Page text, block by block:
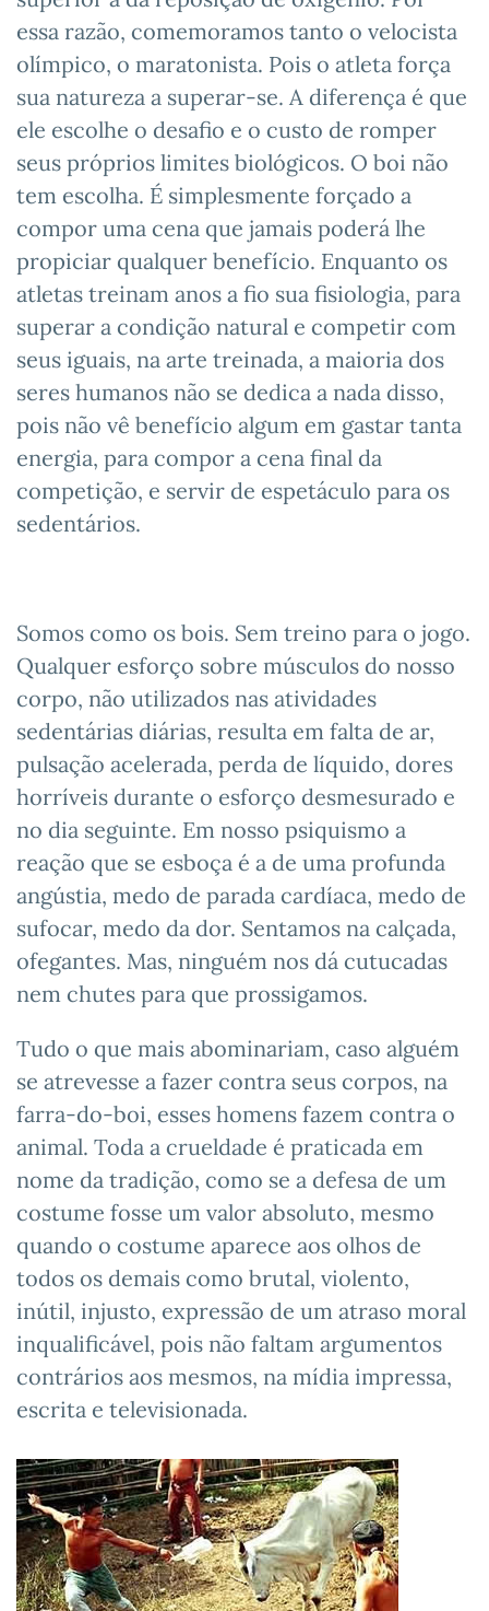
essa razão, comemoramos tanto o velocista
olímpico, o maratonista. Pois o atleta força
sua natureza a superar-se. A diferença é que
ele escolhe o desafio e o custo de romper
seus próprios limites biológicos. O boi não
tem escolha. É simplesmente forçado a
compor uma cena que jamais poderá lhe
propiciar qualquer benefício. Enquanto os
atletas treinam anos a fio sua fisiologia, para
superar a condição natural e competir com
seus iguais, na arte treinada, a maioria dos
seres humanos não se dedica a nada disso,
pois não vê benefício algum em gastar tanta
energia, para compor a cena final da
competição, e servir de espetáculo para os
sedentários.
Somos como os bois. Sem treino para o jogo.
Qualquer esforço sobre músculos do nosso
corpo, não utilizados nas atividades
sedentárias diárias, resulta em falta de ar,
pulsação acelerada, perda de líquido, dores
horríveis durante o esforço desmesurado e
no dia seguinte. Em nosso psiquismo a
reação que se esboça é a de uma profunda
angústia, medo de parada cardíaca, medo de
sufocar, medo da dor. Sentamos na calçada,
ofegantes. Mas, ninguém nos dá cutucadas
nem chutes para que prossigamos.
Tudo o que mais abominariam, caso alguém
se atrevesse a fazer contra seus corpos, na
farra-do-boi, esses homens fazem contra o
animal. Toda a crueldade é praticada em
nome da tradição, como se a defesa de um
costume fosse um valor absoluto, mesmo
quando o costume aparece aos olhos de
todos os demais como brutal, violento,
inútil, injusto, expressão de um atraso moral
inqualificável, pois não faltam argumentos
contrários aos mesmos, na mídia impressa,
escrita e televisionada.